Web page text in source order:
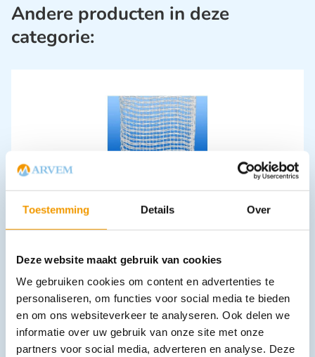
Toestemming Details Over
Deze website maakt gebruik van cookies
We gebruiken cookies om content en advertenties te
personaliseren, om functies voor social media te bieden
en om ons websiteverkeer te analyseren. Ook delen we
informatie over uw gebruik van onze site met onze
partners voor social media, adverteren en analyse. Deze
Andere producten in deze
categorie:
Gaas tamponade stroken steriel NOBATAMP
€6,00 – 17,71
Leverbaar